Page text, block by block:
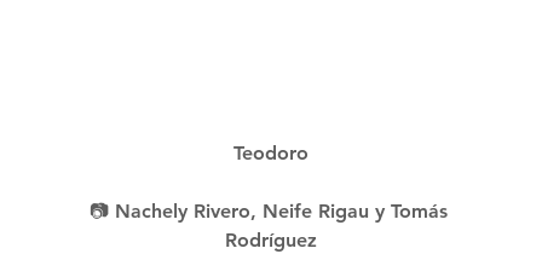
Teodoro
📷 Nachely Rivero, Neife Rigau y Tomás
Rodríguez